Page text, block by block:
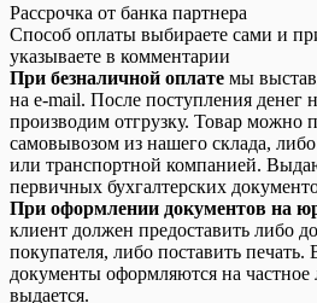
Рассрочка от банка партнера
Способ оплаты выбираете сами и
указываете в комментарии
При безналичной оплате мы
на e-mail. После поступления денег
производим отгрузку. Товар можно
самовывозом из нашего склада,
или транспортной компанией.
первичных бухгалтерских
При оформлении документов на
клиент должен предоставить либо
покупателя, либо поставить
документы оформляются на частное
выдается.